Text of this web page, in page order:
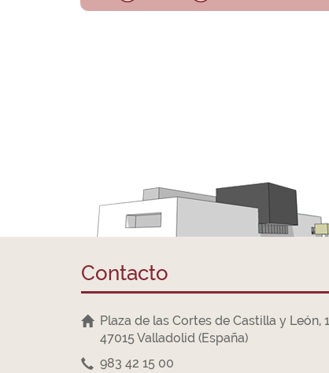
Contacto
Plaza de las Cortes de Castilla y León, 1
47015 Valladolid (España)
983 42 15 00